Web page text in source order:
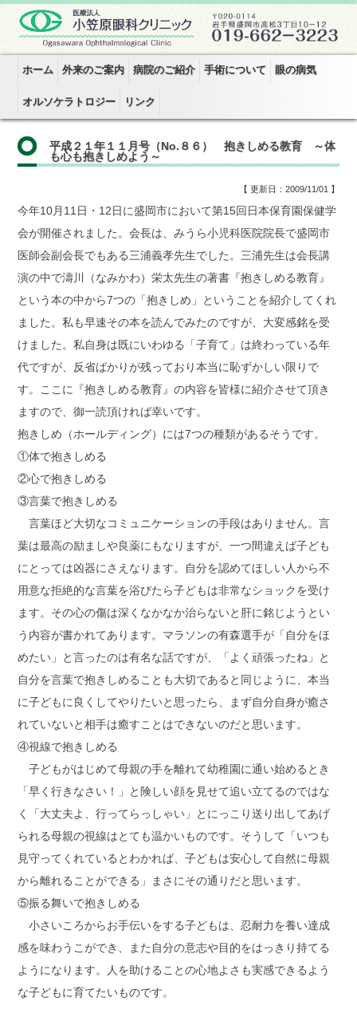
ホーム 外来のご案内 病院のご紹介 手術について 眼の病気
オルソケラトロジー リンク
平成２１年１１月号（No.８６） 抱きしめる教育 ～体
も心も抱きしめよう～
【 更新日：2009/11/01 】
今年10月11日・12日に盛岡市において第15回日本保育園保健学
会が開催されました。会長は、みうら小児科医院院長で盛岡市
医師会副会長でもある三浦義孝先生でした。三浦先生は会長講
演の中で濤川（なみかわ）栄太先生の著書『抱きしめる教育』
という本の中から7つの「抱きしめ」ということを紹介してくれ
ました。私も早速その本を読んでみたのですが、大変感銘を受
けました。私自身は既にいわゆる「子育て」は終わっている年
代ですが、反省ばかりが残っており本当に恥ずかしい限りで
す。ここに『抱きしめる教育』の内容を皆様に紹介させて頂き
ますので、御一読頂ければ幸いです。
抱きしめ（ホールディング）には7つの種類があるそうです。
①体で抱きしめる
②心で抱きしめる
③言葉で抱きしめる
言葉ほど大切なコミュニケーションの手段はありません。言
葉は最高の励ましや良薬にもなりますが、一つ間違えば子ども
にとっては凶器にさえなります。自分を認めてほしい人から不
用意な拒絶的な言葉を浴びたら子どもは非常なショックを受け
ます。その心の傷は深くなかなか治らないと肝に銘じようとい
う内容が書かれてあります。マラソンの有森選手が「自分をほ
めたい」と言ったのは有名な話ですが、「よく頑張ったね」と
自分を言葉で抱きしめることも大切であると同じように、本当
に子どもに良くしてやりたいと思ったら、まず自分自身が癒さ
れていないと相手は癒すことはできないのだと思います。
④視線で抱きしめる
子どもがはじめて母親の手を離れて幼稚園に通い始めるとき
「早く行きなさい！」と険しい顔を見せて追い立てるのではな
く「大丈夫よ、行ってらっしゃい」とにっこり送り出してあげ
られる母親の視線はとても温かいものです。そうして「いつも
見守ってくれているとわかれば、子どもは安心して自然に母親
から離れることができる」まさにその通りだと思います。
⑤振る舞いで抱きしめる
小さいころからお手伝いをする子どもは、忍耐力を養い達成
感を味わうこができ、また自分の意志や目的をはっきり持てる
ようになります。人を助けることの心地よさも実感できるよう
な子どもに育てたいものです。